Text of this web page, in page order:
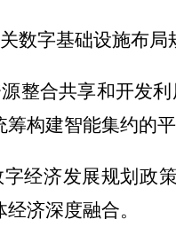
数字基础设施布局
整合共享和开发
构建智能集约的平
经济发展规划政
济深度融合。